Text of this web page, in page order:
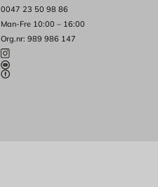
0047 23 50 98 86
Man-Fre 10:00 – 16:00
Org.nr: 989 986 147